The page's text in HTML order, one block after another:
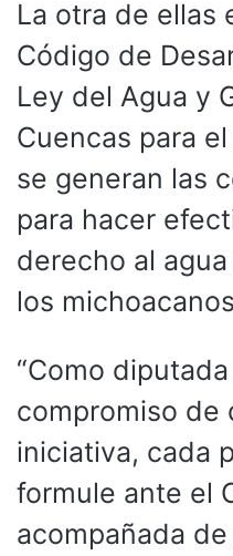
La otra de ellas
Código de
Ley del Agua y
Cuencas para
se generan las
para hacer
derecho al
los
“Como
compromiso de
iniciativa, cada
formule ante el
acompañada